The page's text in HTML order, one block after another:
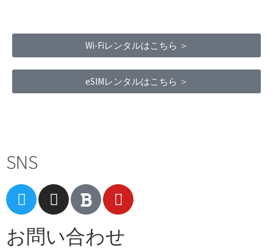
Wi-Fiレンタルはこちら ＞
eSIMレンタルはこちら ＞
SNS
お問い合わせ